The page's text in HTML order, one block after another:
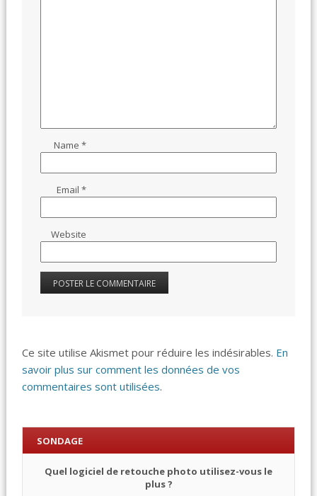
Name*
Email*
Website
Ce site utilise Akismet pour réduire les indésirables. En
savoir plus sur comment les données de vos
commentaires sont utilisées.
SONDAGE
Quel logiciel de retouche photo utilisez-vous le
plus ?